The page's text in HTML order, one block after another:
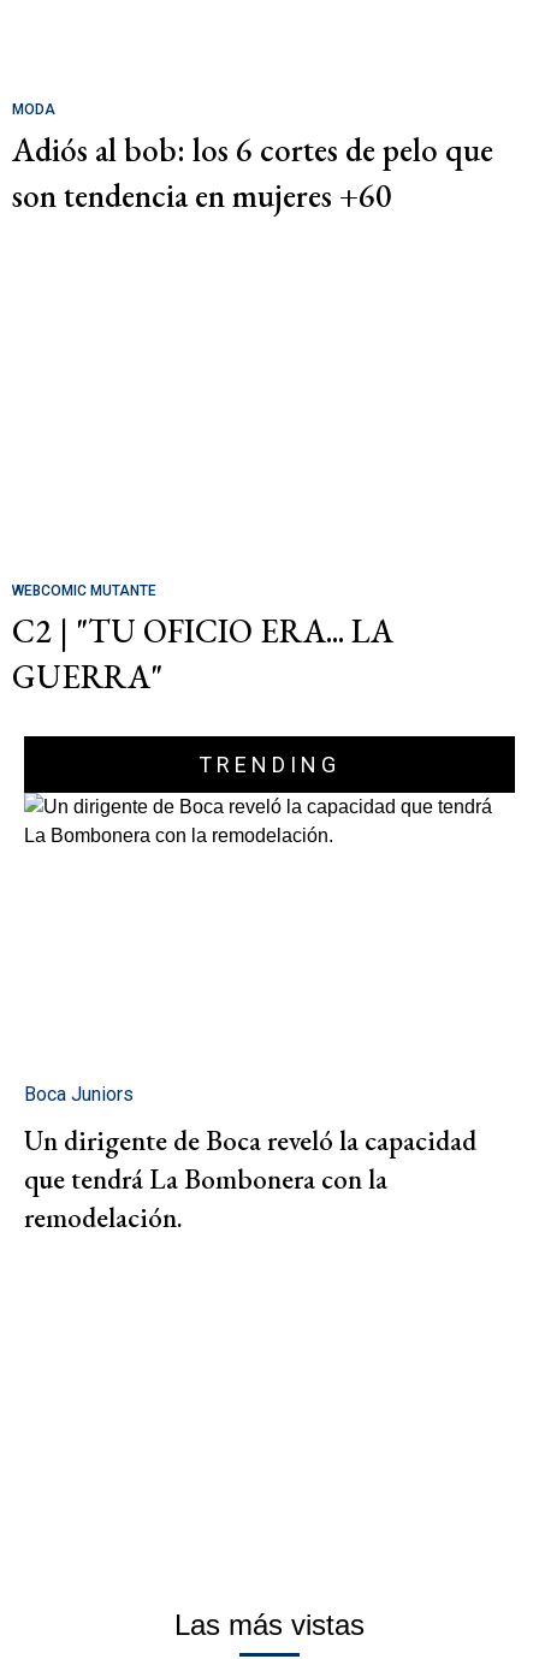
MODA
Adiós al bob: los 6 cortes de pelo que
son tendencia en mujeres +60
WEBCOMIC MUTANTE
C2 | "TU OFICIO ERA... LA
GUERRA"
TRENDING
Boca Juniors
Un dirigente de Boca reveló la capacidad
que tendrá La Bombonera con la
remodelación.
Las más vistas